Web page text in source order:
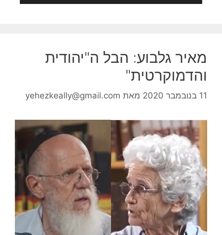
מאיר גלבוע: הבל ה"יהודית
והדמוקרטית"
11 בנובמבר 2020 מאת yehezkeally@gmail.com